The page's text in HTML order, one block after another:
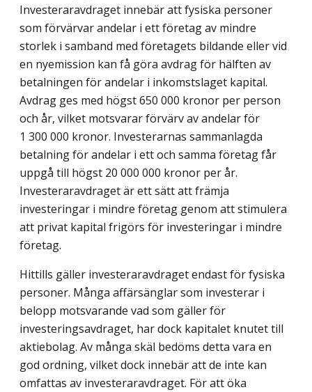
Investeraravdraget innebär att fysiska personer
som förvärvar andelar i ett företag av mindre
storlek i samband med företagets bildande eller vid
en nyemission kan få göra avdrag för hälften av
betalningen för andelar i inkomstslaget kapital.
Avdrag ges med högst 650 000 kronor per person
och år, vilket motsvarar förvärv av andelar för
1 300 000 kronor. Investerarnas sammanlagda
betalning för andelar i ett och samma företag får
uppgå till högst 20 000 000 kronor per år.
Investeraravdraget är ett sätt att främja
investeringar i mindre företag genom att stimulera
att privat kapital frigörs för investeringar i mindre
företag.
Hittills gäller investeraravdraget endast för fysiska
personer. Många affärsänglar som investerar i
belopp motsvarande vad som gäller för
investeringsavdraget, har dock kapitalet knutet till
aktiebolag. Av många skäl bedöms detta vara en
god ordning, vilket dock innebär att de inte kan
omfattas av investeraravdraget. För att öka